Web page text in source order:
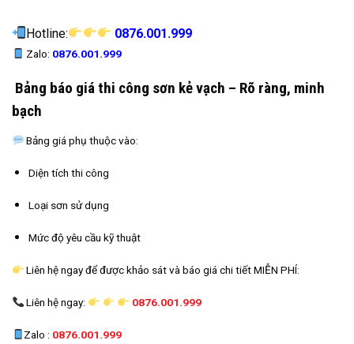
Hotline: 0876.001.999
Zalo: 0876.001.999
Bảng báo giá thi công sơn kẻ vạch – Rõ ràng, minh
bạch
Bảng giá phụ thuộc vào:
Diện tích thi công
Loại sơn sử dụng
Mức độ yêu cầu kỹ thuật
Liên hệ ngay để được khảo sát và báo giá chi tiết MIỄN PHÍ:
Liên hệ ngay: 0876.001.999
Zalo : 0876.001.999